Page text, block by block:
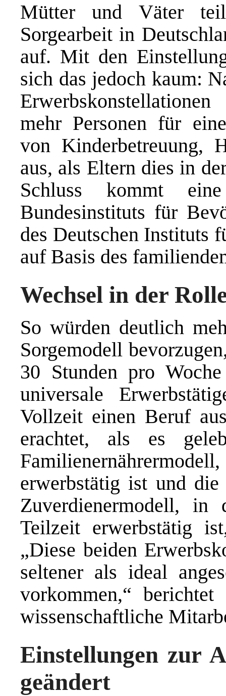
Mütter und Väter
Sorgearbeit in
auf. Mit den
sich das jedoch kaum:
mehr Personen für
von Kinderbetreuung,
aus, als Eltern dies in
Schluss kommt
Bundesinstituts für
des Deutschen Instituts
auf Basis des
Wechsel in der
So würden deutlich
Sorgemodell
30 Stunden pro
universale
Vollzeit einen Beruf
erachtet, als es
erwerbstätig ist und
Zuverdienermodell,
Teilzeit erwerbstätig
„Diese beiden
seltener als ideal
vorkommen,“
wissenschaftliche
Einstellungen zur
geändert